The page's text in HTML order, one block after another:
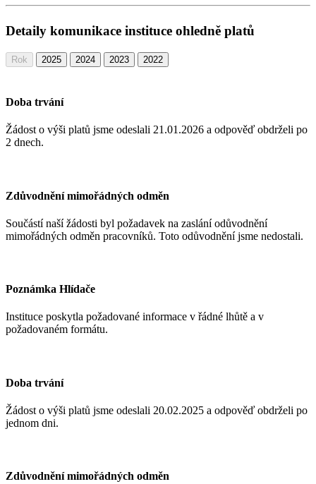
Detaily komunikace instituce ohledně platů
Rok 2025 2024 2023 2022
Doba trvání
Žádost o výši platů jsme odeslali 21.01.2026 a odpověď obdrželi po
2 dnech.
Zdůvodnění mimořádných odměn
Součástí naší žádosti byl požadavek na zaslání odůvodnění
mimořádných odměn pracovníků. Toto odůvodnění jsme nedostali.
Poznámka Hlídače
Instituce poskytla požadované informace v řádné lhůtě a v
požadovaném formátu.
Doba trvání
Žádost o výši platů jsme odeslali 20.02.2025 a odpověď obdrželi po
jednom dni.
Zdůvodnění mimořádných odměn